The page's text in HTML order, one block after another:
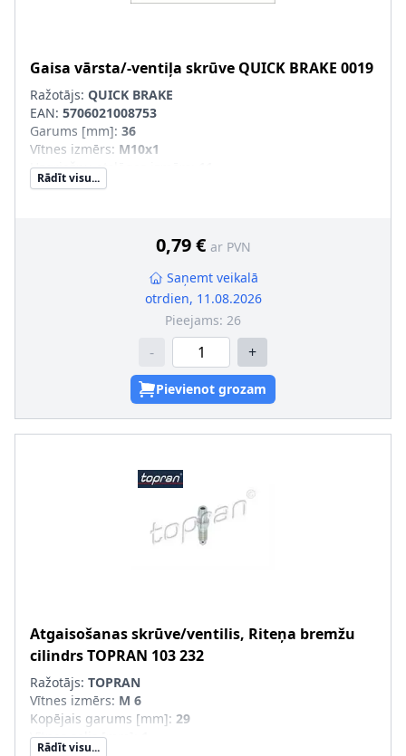
Gaisa vārsta/-ventiļa skrūve QUICK BRAKE 0019
Ražotājs: QUICK BRAKE
EAN: 5706021008753
Garums [mm]: 36
Vītnes izmērs: M10x1
Uzgriežņu atslēgas izmērs
Vītnes veids:
Rādīt visu...
0,79 € ar PVN
Saņemt veikalā
otrdien, 11.08.2026
Pieejams: 26
- +
Pievienot grozam
Atgaisošanas skrūve/ventilis, Riteņa bremžu
cilindrsTOPRAN 103 232
Ražotājs: TOPRAN
Vītnes izmērs: M 6
Kopējais garums [mm]: 29
Vītnes solis [mm]
Rādīt visu...